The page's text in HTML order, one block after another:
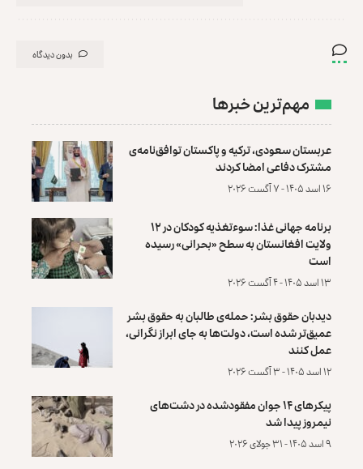
بدون دیدگاه
مهم‌ترین خبرها
عربستان سعودی، ترکیه و پاکستان توافق‌نامه‌ی
مشترک دفاعی امضا کردند
۱۶ اسد ۱۴۰۵ - ۷ آگست ۲۰۲۶
برنامه جهانی غذا: سوءتغذیه کودکان در ۱۲
ولایت افغانستان به سطح «بحرانی» رسیده
است
۱۳ اسد ۱۴۰۵ - ۴ آگست ۲۰۲۶
دیدبان حقوق بشر: حمله‌ی طالبان به حقوق بشر
عمیق‌تر شده است، دولت‌ها به جای ابراز نگرانی،
عمل کنند
۱۲ اسد ۱۴۰۵ - ۳ آگست ۲۰۲۶
پیکرهای ۱۴ جوان مفقودشده در دشت‌های
نیمروز پیدا شد
۹ اسد ۱۴۰۵ - ۳۱ جولای ۲۰۲۶